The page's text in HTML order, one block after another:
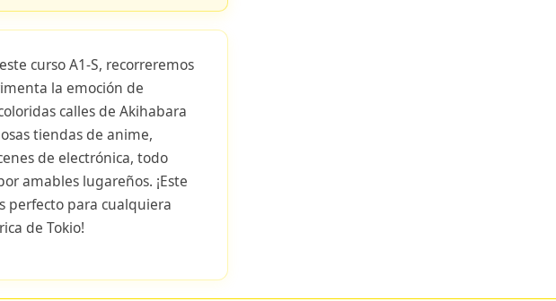
curso A1-S, recorreremos
la emoción de
calles de Akihabara
tiendas de anime,
de electrónica, todo
amables lugareños. ¡Este
perfecto para cualquiera
de Tokio!